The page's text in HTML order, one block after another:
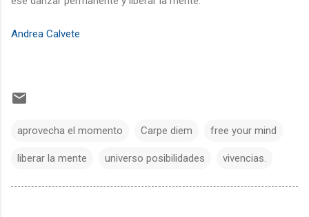
Andrea Calvete
aprovecha el momento Carpe diem free your mind
liberar la mente universo posibilidades vivencias.